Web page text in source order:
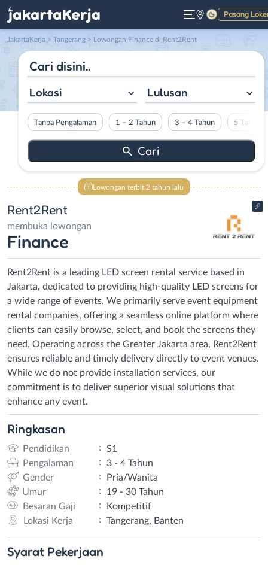
Pasang
Gelap
JakartaKerja > Tangerang > Lowongan Finance di Rent2Rent
Lokasi Lulusan
Tanpa Pengalaman 1 – 2 Tahun 3 – 4 Tahun 5 Tahun
Lowongan terbit 2 tahun lalu
Rent2Rent
membuka lowongan
Finance
Rent2Rent is a leading LED screen rental service based in
Jakarta, dedicated to providing high-quality LED screens for
a wide range of events. We primarily serve event equipment
rental companies, offering a seamless online platform where
clients can easily browse, select, and book the screens they
need. Operating across the Greater Jakarta area, Rent2Rent
ensures reliable and timely delivery directly to event venues.
While we do not provide installation services, our
commitment is to deliver superior visual solutions that
enhance any event.
Ringkasan
Pendidikan :
S1
Pengalaman
:
3 - 4 Tahun
Gender
:
Pria/Wanita
Umur
:
19 - 30 Tahun
Besaran Gaji
:
Kompetitif
Lokasi Kerja
: Tangerang, Banten
Syarat Pekerjaan